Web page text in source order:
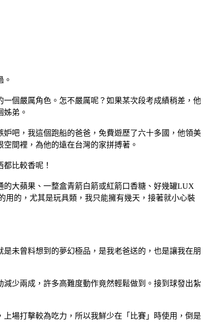
。
個嚴厲角色。怎不嚴厲呢？如果某次段考成績稍差，他
弟。
吧，我這個跑船的爸爸，免費遊歷了六十多國，他領美
間裡，為他的遠在台灣的家拼搏著。
比較香呢！
大蘋果、一整盒青箭白箭或紅箭口香糖、好幾罐LUX
的，尤其是玩具類，我只能擁有幾天，接著就小心裝
未曾料想到的夢幻極品，是我老爸送的，也是讓我在朋
少兩成，許多高難度動作竟然輕鬆做到。接到球發出紮
場打擊較為吃力，所以我鮮少在「比賽」時使用，倒是